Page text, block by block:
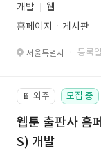
개발
웹
홈페이지ㆍ게시판
서울특별시 · 등록
📔 외주 모집 중
웹툰 출판사 홈
S) 개발